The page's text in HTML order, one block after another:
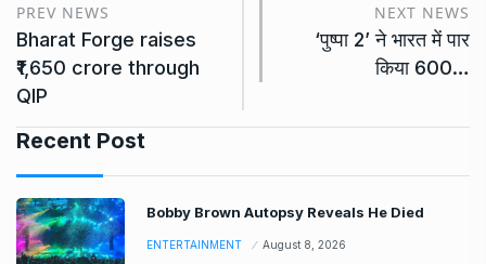
PREV NEWS
Bharat Forge raises
₹1,650 crore through
QIP
NEXT NEWS
‘पुष्पा 2’ ने भारत में पार
किया 600…
Recent Post
Bobby Brown Autopsy Reveals He Died
ENTERTAINMENT August 8, 2026